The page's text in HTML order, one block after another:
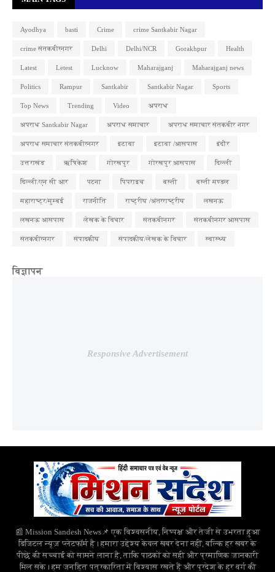
Ayodhya basti Crime crime Santkabir Nagar
crime संतकबीरनगर Delhi Delhi/NCR Gorakhpur Health
Latest Letest Lucknow Maharajganj Maharajganj news
Politics Rampur Santkabir Santkabir Nagar Sports
Top News Trending Video अपराध
अपराध Santkabir Nagar अपराध समाचार अपराध समाचार संतकबीर नगर
अपराध समाचार संतकबीरनगर इटावा इटावा /आसपास इंदौर
उत्तराखंड ऋषिकेश गोरखपुर गोरखपुर आसपास दिल्ली
दिल्ली/एन सी आर पटना पिपराइच बस्ती बस्ती मण्डल
महाराष्ट्र/मुम्बई राजनीति राष्ट्रीय /अंतरराष्ट्रीय लखनऊ
लखनऊ आसपास लेखक के विचार संतकबीनगर संतकबीनगर आसपास
संतकबीरनगर संपादकीय संपादकीय/लेखक के विचार स्वास्थ्य
विज्ञापन
Responsive Advertisement
📰 Mission Sandesh News📌 एक विश्वसनीय, निष्पक्ष और तेजी से उभरता हुआ
डिजिटल न्यूज़ प्लेटफॉर्म है। हमारा उद्देश्य केवल खबर देना नहीं, बल्कि हर खबर के
पीछे की सच्चाई को सामने लाना है, ताकि पाठकों को सही और प्रमाणिक जानकारी
मिल सके। हम जनहित पत्रकारिता में विश्वास रखते हैं और प्रदेश के हर वर्ग की